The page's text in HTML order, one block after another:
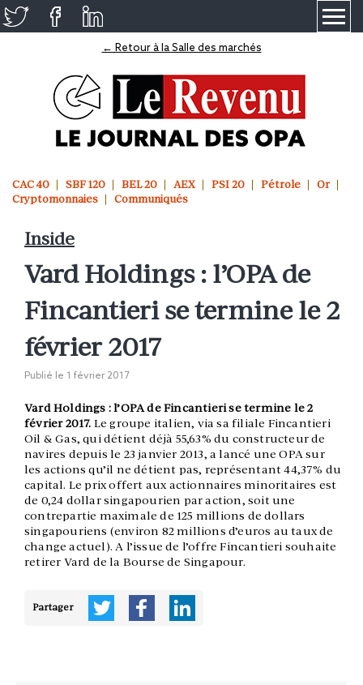
← Retour à la Salle des marchés
CAC 40 SBF 120 BEL 20 AEX PSI 20 Pétrole
Or
Cryptomonnaies
Communiqués
Inside
Vard Holdings : l’OPA de
Fincantieri se termine le 2
février 2017
Publié le 1 février 2017
Vard Holdings : l’OPA de Fincantieri se termine le 2
février 2017. Le groupe italien, via sa filiale Fincantieri
Oil & Gas, qui détient déjà 55,63% du constructeur de
navires depuis le 23 janvier 2013, a lancé une OPA sur
les actions qu’il ne détient pas, représentant 44,37% du
capital. Le prix offert aux actionnaires minoritaires est
de 0,24 dollar singapourien par action, soit une
contrepartie maximale de 125 millions de dollars
singapouriens (environ 82 millions d’euros au taux de
change actuel). A l’issue de l’offre Fincantieri souhaite
retirer Vard de la Bourse de Singapour.
Partager